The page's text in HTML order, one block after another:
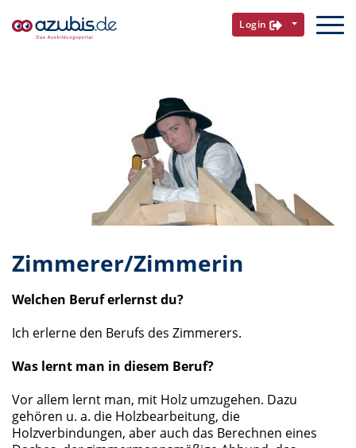
Login
Zimmerer/Zimmerin
Welchen Beruf erlernst du?
Ich erlerne den Berufs des Zimmerers.
Was lernt man in diesem Beruf?
Vor allem lernt man, mit Holz umzugehen. Dazu
gehören u. a. die Holzbearbeitung, die
Holzverbindungen, aber auch das Berechnen eines